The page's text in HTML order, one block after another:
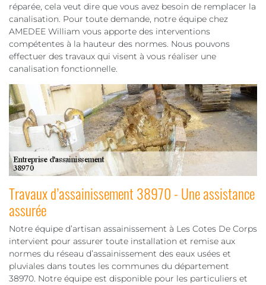
réparée, cela veut dire que vous avez besoin de remplacer la
canalisation. Pour toute demande, notre équipe chez
AMEDEE William vous apporte des interventions
compétentes à la hauteur des normes. Nous pouvons
effectuer des travaux qui visent à vous réaliser une
canalisation fonctionnelle.
Travaux d’assainissement 38970 - Une assistance
assurée
Notre équipe d’artisan assainissement à Les Cotes De Corps
intervient pour assurer toute installation et remise aux
normes du réseau d’assainissement des eaux usées et
pluviales dans toutes les communes du département
38970. Notre équipe est disponible pour les particuliers et